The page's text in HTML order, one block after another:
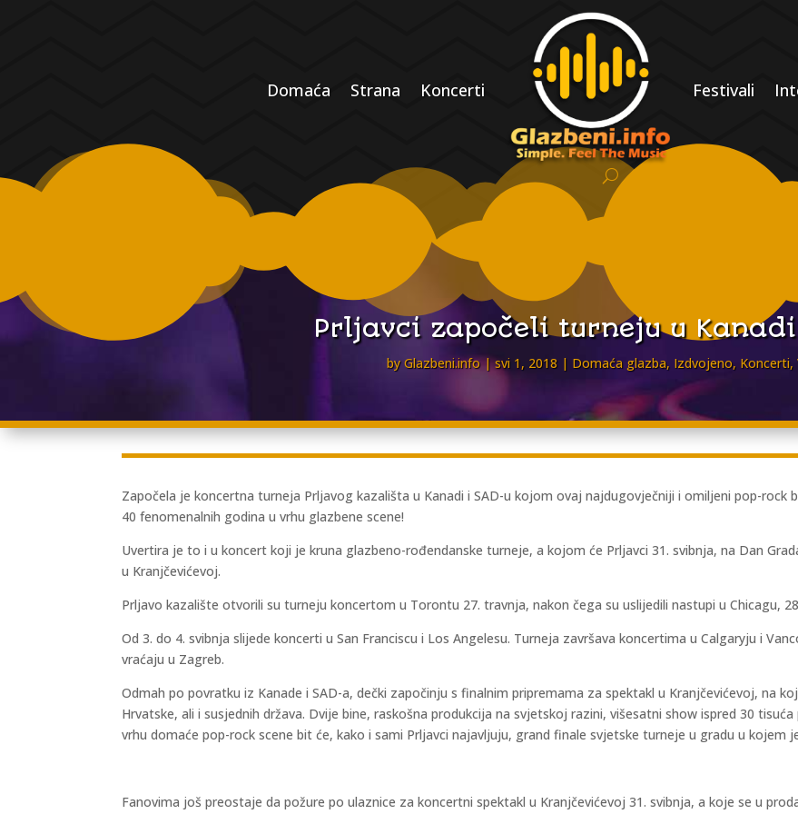
Domaća Strana Koncerti Festivali
Prljavci započeli turneju u Kanadi
byGlazbeni.info svi 1, 2018 Domaća glazba, Izdvojeno, Koncerti,
Započela je koncertna turneja Prljavog kazališta u Kanadi i SAD-u kojom ovaj najdugovječniji i omiljeni pop-rock
40 fenomenalnih godina u vrhu glazbene scene!
Uvertira je to i u koncert koji je kruna glazbeno-rođendanske turneje, a kojom će Prljavci 31. svibnja, na Dan
u Kranjčevićevoj.
Prljavo kazalište otvorili su turneju koncertom u Torontu 27. travnja, nakon čega su uslijedili nastupi u Chicagu,
Od 3. do 4. svibnja slijede koncerti u San Franciscu i Los Angelesu. Turneja završava koncertima u Calgaryju i
vraćaju u Zagreb.
Odmah po povratku iz Kanade i SAD-a, dečki započinju s finalnim pripremama za spektakl u Kranjčevićevoj, na
Hrvatske, ali i susjednih država. Dvije bine, raskošna produkcija na svjetskoj razini, višesatni show ispred 30
vrhu domaće pop-rock scene bit će, kako i sami Prljavci najavljuju, grand finale svjetske turneje u gradu u kojem
Fanovima još preostaje da požure po ulaznice za koncertni spektakl u Kranjčevićevoj 31. svibnja, a koje se u